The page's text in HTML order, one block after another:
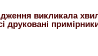
викликала
друковані